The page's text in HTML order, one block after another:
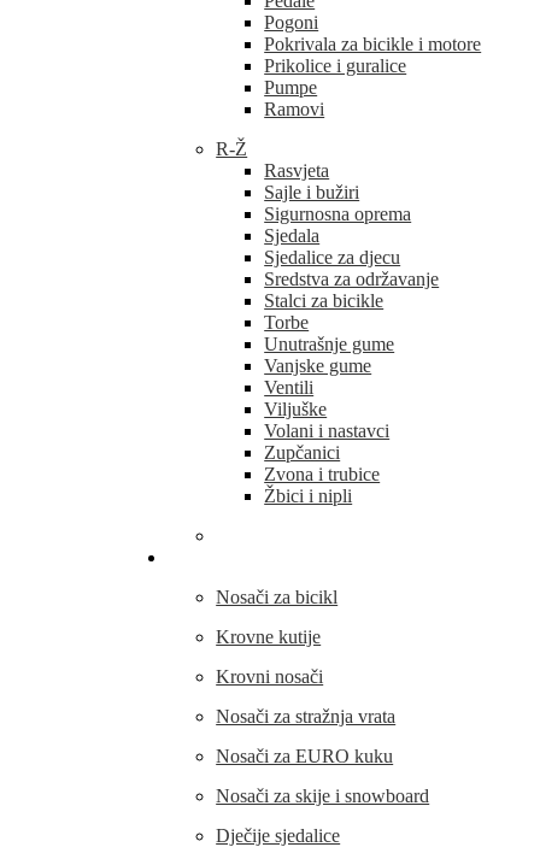
Pogoni
Pokrivala za bicikle i motore
Prikolice i guralice
Pumpe
Ramovi
R-Ž
Rasvjeta
Sajle i bužiri
Sigurnosna oprema
Sjedala
Sjedalice za djecu
Sredstva za održavanje
Stalci za bicikle
Torbe
Unutrašnje gume
Vanjske gume
Ventili
Viljuške
Volani i nastavci
Zupčanici
Zvona i trubice
Žbici i nipli
Nosači za bicikl
Krovne kutije
Krovni nosači
Nosači za stražnja vrata
Nosači za EURO kuku
Nosači za skije i snowboard
Dječije sjedalice